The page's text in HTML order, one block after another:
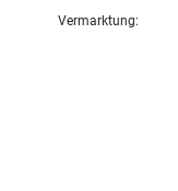
Vermarktung: